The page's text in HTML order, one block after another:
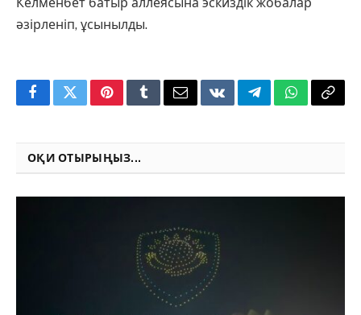
әзірленіп, ұсынылды.
FacebookTwitterPinterestTumblrEmailVKontakteTelegramWhatsApp
Copy
ОҚИ ОТЫРЫҢЫЗ...